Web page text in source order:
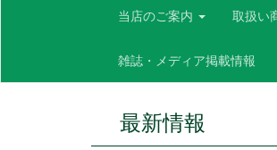
当店のご案内 取扱い
雑誌・メディア掲載情報
最新情報